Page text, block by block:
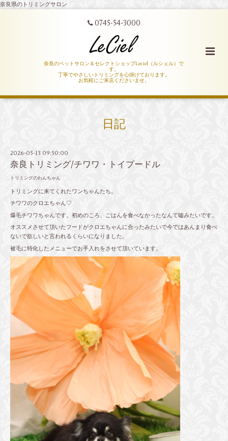
奈良県のトリミングサロン
0745-54-3000
奈良のペットサロン＆セレクトショップLeciel（ルシェル）で
す。
丁寧でやさしいトリミングを心掛けております。
お気軽にご来店くださいませ。
日記
2026-05-13 09:50:00
奈良トリミング/チワワ・トイプードル
トリミングのわんちゃん
トリミングに来てくれたワンちゃんたち。
チワワのクロエちゃん♡
爆毛チワワちゃんです。初めのころ、ごはんを食べなかったなんて嘘みたいです。
オススメさせて頂いたフードがクロエちゃんに合ったみたいで今ではあんまり食べ
ないで欲しいと言われるくらいになりました。
被毛に特化したメニューでお手入れをさせて頂いています。